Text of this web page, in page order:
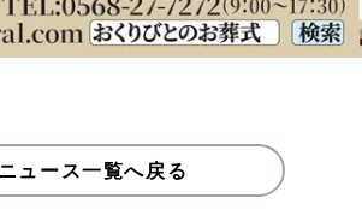
ニュース一覧へ戻る